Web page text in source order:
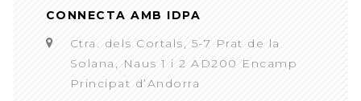
CONNECTA AMB IDPA
Ctra. dels Cortals, 5-7 Prat de la
Solana, Naus 1 i 2 AD200 Encamp
Principat d’Andorra